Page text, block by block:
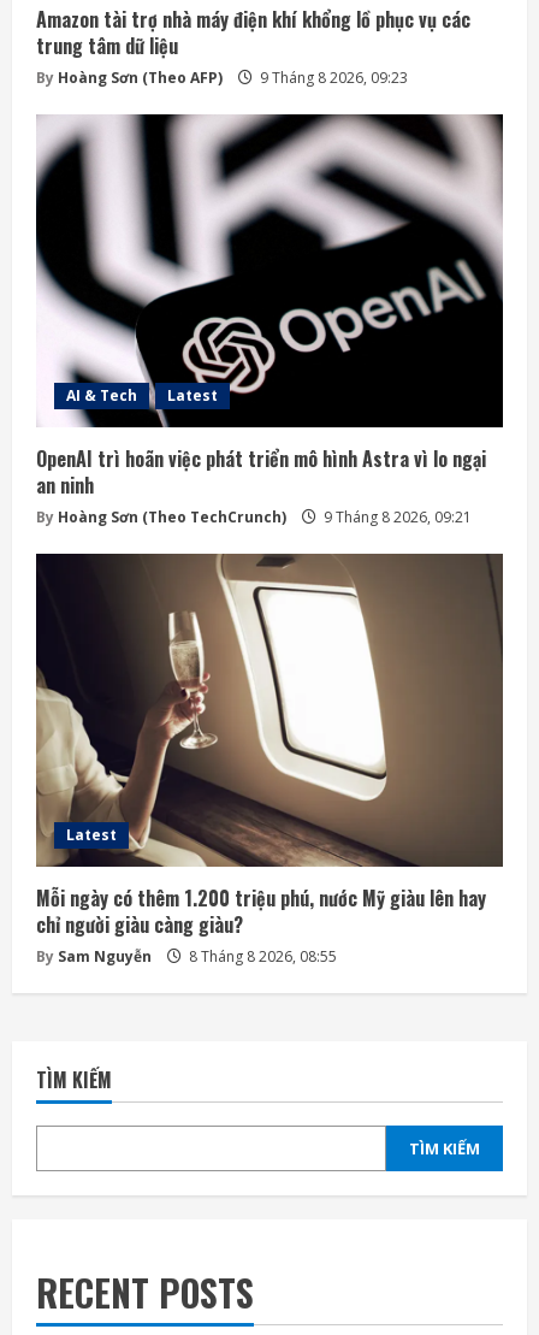
Amazon tài trợ nhà máy điện khí khổng lồ phục vụ các
trung tâm dữ liệu
By Hoàng Sơn (Theo AFP) 9 Tháng 8 2026, 09:23
AI & Tech Latest
OpenAI trì hoãn việc phát triển mô hình Astra vì lo ngại
an ninh
By Hoàng Sơn (Theo TechCrunch) 9 Tháng 8 2026, 09:21
Latest
Mỗi ngày có thêm 1.200 triệu phú, nước Mỹ giàu lên hay
chỉ người giàu càng giàu?
By Sam Nguyễn 8 Tháng 8 2026, 08:55
TÌM KIẾM
TÌM KIẾM
RECENT POSTS